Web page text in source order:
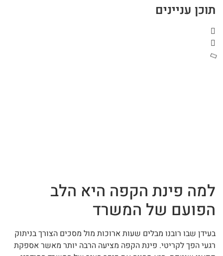
תוכן עניינים
למה פינת הקפה היא הלב
הפועם של המשרד
בעידן שבו רובנו מבלים שעות ארוכות מול מסכים הצורך בניתוק
רגעי הפך לקריטי. פינת הקפה מציעה הרבה יותר מאשר אספקת